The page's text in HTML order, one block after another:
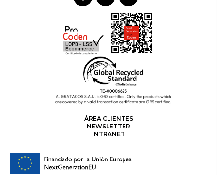
ÁREA CLIENTES
NEWSLETTER
INTRANET